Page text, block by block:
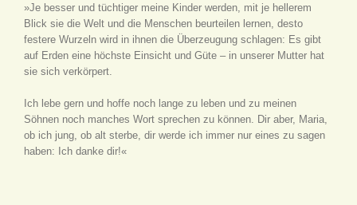
»Je besser und tüchtiger meine Kinder werden, mit je hellerem
Blick sie die Welt und die Menschen beurteilen lernen, desto
festere Wurzeln wird in ihnen die Überzeugung schlagen: Es gibt
auf Erden eine höchste Einsicht und Güte – in unserer Mutter hat
sie sich verkörpert.
Ich lebe gern und hoffe noch lange zu leben und zu meinen
Söhnen noch manches Wort sprechen zu können. Dir aber, Maria,
ob ich jung, ob alt sterbe, dir werde ich immer nur eines zu sagen
haben: Ich danke dir!«